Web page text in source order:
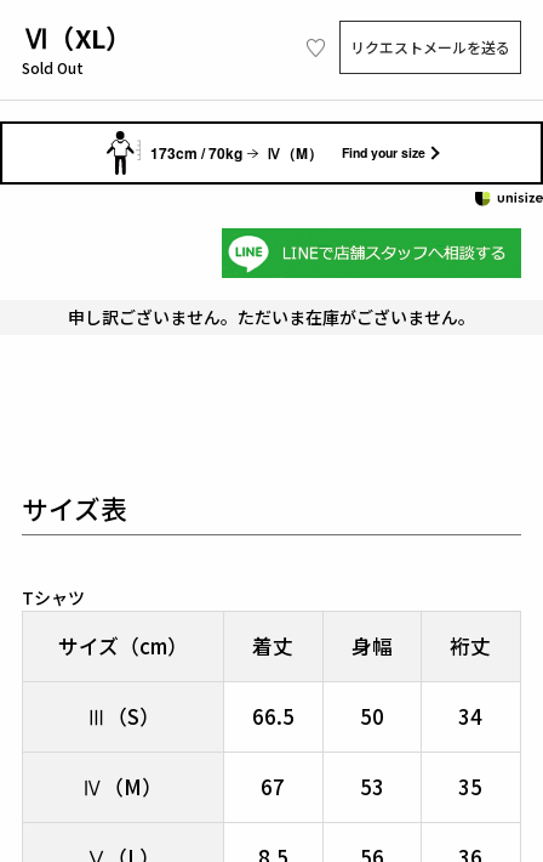
Ⅵ（XL）
Sold Out
リクエストメールを送る
173cm / 70kg Ⅳ（M） Find your size
申し訳ございません。ただいま在庫がございません。
サイズ表
Tシャツ
サイズ（cm） 着丈 身幅 裄丈
Ⅲ（S） 66.5 50 34
Ⅳ（M） 67 53 35